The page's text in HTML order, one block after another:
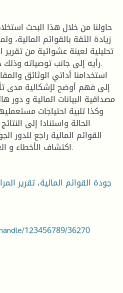
حاولنا من خلال هذا البحث
زيادة الثقة بالقوائم المالية،
تحليلية لعينة عشوائية من
استخدامنا أداتي الوثائق
إلى فهم أوضح لإشكالية مدى
مصداقية البيانات المالية و دور
وكذا تلبية احتياجات
الحالة واستنادا إلى
القوائم المالية راجع للدور
اكتشاف الأخطاء و الغش و مدى كفاءته المهنية.
جودة القوائم المالية، تقرير
123456789/36270